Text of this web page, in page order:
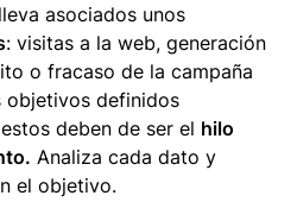
asociados unos
: visitas a la web, generación
o fracaso de la campaña
objetivos definidos
deben de ser el hilo
Analiza cada dato y
el objetivo.